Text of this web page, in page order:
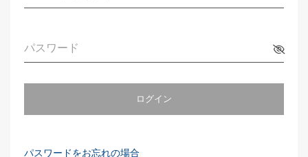
パスワード
ログイン
パスワードをお忘れの場合